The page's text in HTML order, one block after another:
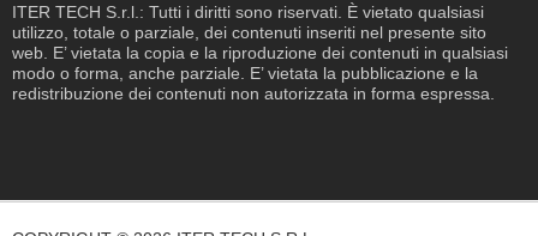
ITER TECH S.r.l.: Tutti i diritti sono riservati. È vietato qualsiasi
utilizzo, totale o parziale, dei contenuti inseriti nel presente sito
web. E’ vietata la copia e la riproduzione dei contenuti in qualsiasi
modo o forma, anche parziale. E’ vietata la pubblicazione e la
redistribuzione dei contenuti non autorizzata in forma espressa.